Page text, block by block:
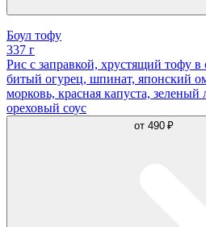
Боул тофу
337 г
Рис с заправкой, хрустящий тофу в
битый огурец, шпинат, японский
морковь, красная капуста,
ореховый соус
от 490 ₽